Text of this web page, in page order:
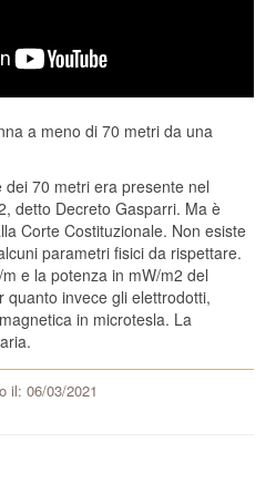
a meno di 70 metri da una
70 metri era presente nel
detto Decreto Gasparri. Ma è
Corte Costituzionale. Non esiste
parametri fisici da rispettare.
e la potenza in mW/m2 del
invece gli elettrodotti,
in microtesla. La
il: 06/03/2021